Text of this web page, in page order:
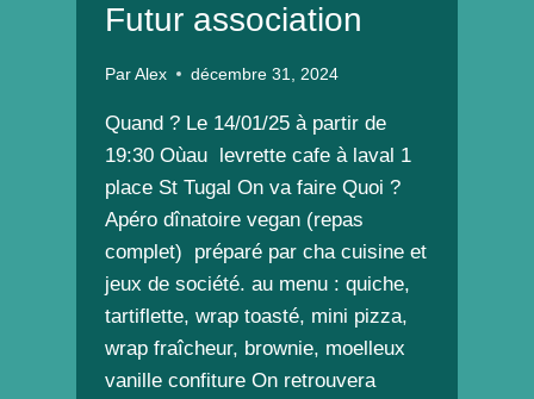
Futur association
Par Alex décembre 31, 2024
Quand ? Le 14/01/25 à partir de
19:30 Oùau levrette cafe à laval 1
place St Tugal On va faire Quoi ?
Apéro dînatoire vegan (repas
complet) préparé par cha cuisine et
jeux de société. au menu : quiche,
tartiflette, wrap toasté, mini pizza,
wrap fraîcheur, brownie, moelleux
vanille confiture On retrouvera